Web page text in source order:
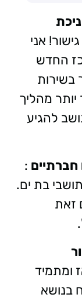
אני
החדש
בשירות
מהליך
להגיע
:
בת ים.
זאת
ומתמיד
בנושא